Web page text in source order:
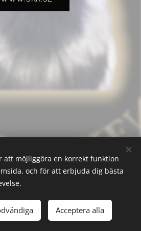
Webnode Cookies
att möjliggöra en korrekt funktion
och för att erbjuda dig bästa
Acceptera alla